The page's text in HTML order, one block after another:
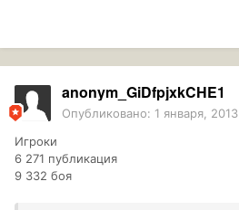
anonym_GiDfpjxkCHE1
Опубликовано: 1 января, 2013
Игроки
6 271 публикация
9 332 боя